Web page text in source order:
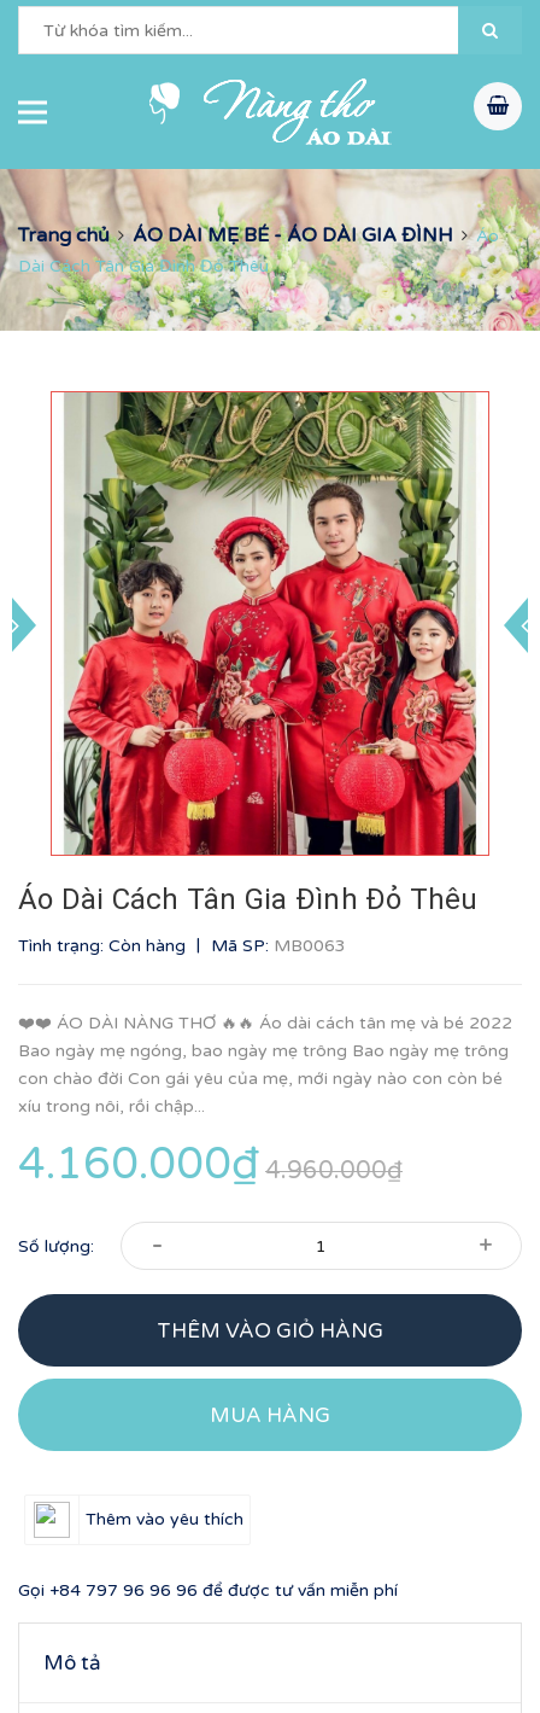
Trang chủ ÁO DÀI MẸ BÉ - ÁO DÀI GIA ĐÌNH
Áo
Dài Cách Tân Gia Đình Đỏ Thêu
Áo Dài Cách Tân Gia Đình Đỏ Thêu
Tình trạng: Còn hàng | Mã SP: MB0063
❤️❤️ ÁO DÀI NÀNG THƠ 🔥🔥 Áo dài cách tân mẹ và bé 2022
Bao ngày mẹ ngóng, bao ngày mẹ trông Bao ngày mẹ trông
con chào đời Con gái yêu của mẹ, mới ngày nào con còn bé
xíu trong nôi, rồi chập...
4.160.000₫ 4.960.000₫
Số lượng: - +
THÊM VÀO GIỎ HÀNG
MUA HÀNG
Thêm vào yêu thích
Gọi +84 797 96 96 96 để được tư vấn miễn phí
Mô tả